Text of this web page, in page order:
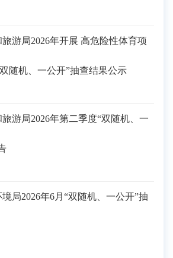
游局2026年开展 高危险性体育项
随机、一公开”抽查结果公示
游局2026年第二季度“双随机、一
局2026年6月“双随机、一公开”抽